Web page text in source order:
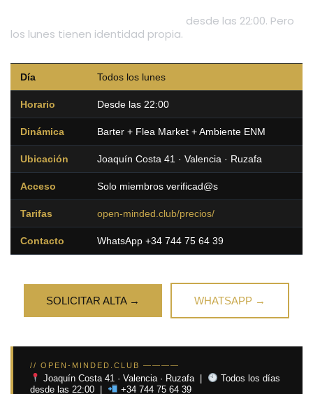
desde las 22:00. Pero
los lunes tienen identidad propia.
Día Todos los lunes
Horario Desde las 22:00
Dinámica Barter + Flea Market + Ambiente ENM
Ubicación Joaquín Costa 41 · Valencia · Ruzafa
Acceso Solo miembros verificad@s
Tarifas open-minded.club/precios/
Contacto WhatsApp +34 744 75 64 39
SOLICITAR ALTA → WHATSAPP →
// OPEN-MINDED.CLUB ————
Joaquín Costa 41 · Valencia · Ruzafa |
Todos los días
desde las 22:00 |
+34 744 75 64 39